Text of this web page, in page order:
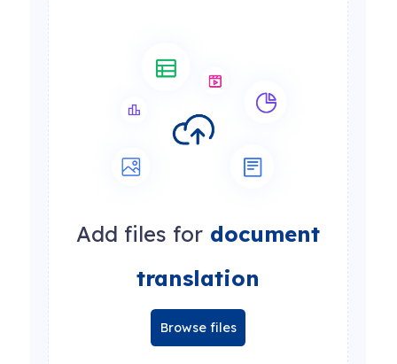
Add files for document
translation
Browse files